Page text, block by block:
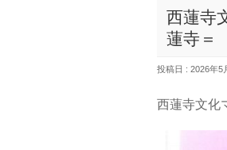
西蓮寺
蓮寺＝
投稿日 : 2026年5
西蓮寺文化